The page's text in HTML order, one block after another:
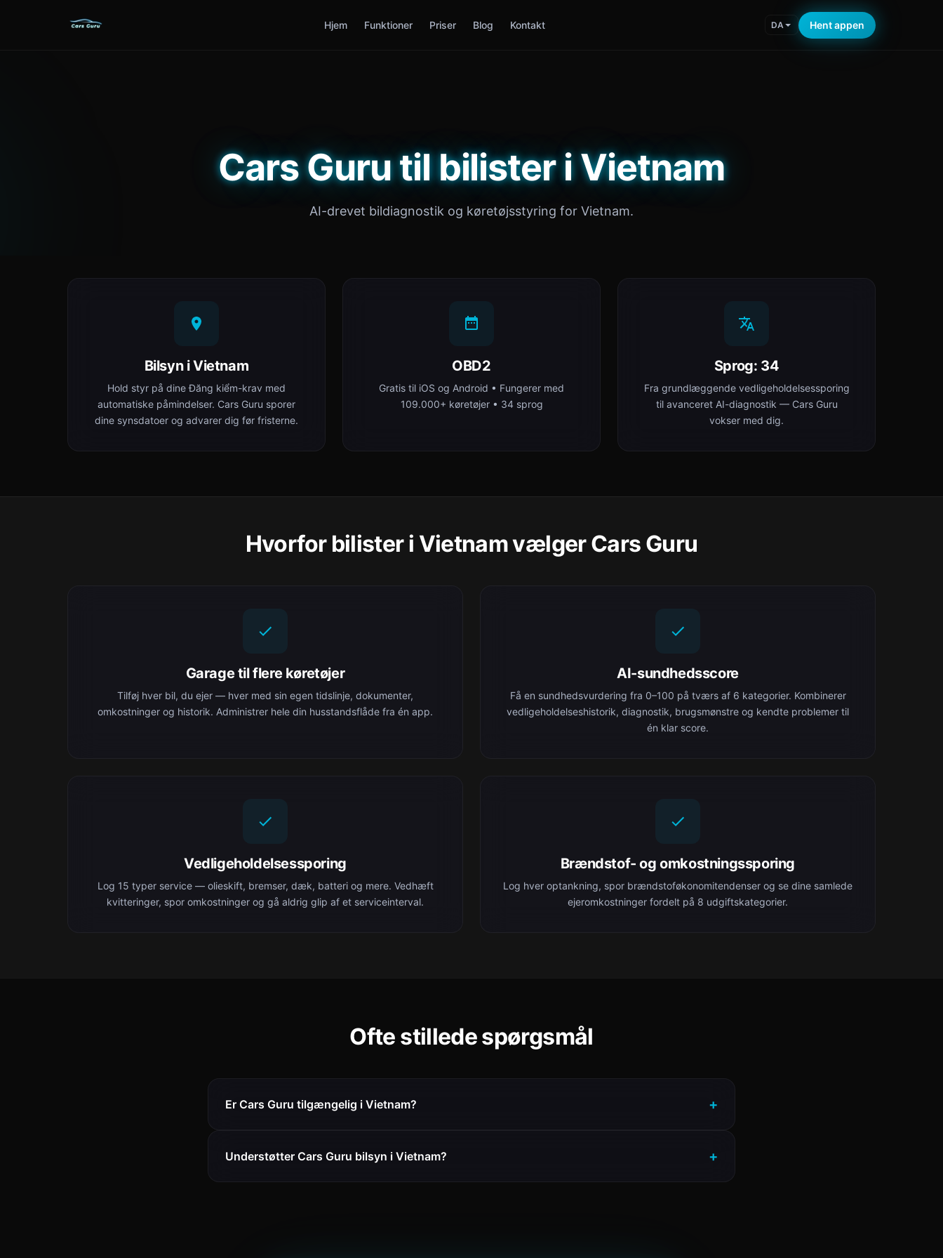
Hjem Funktioner Priser Blog Kontakt DA Hent appen
Cars Guru til bilister i Vietnam
AI-drevet bildiagnostik og køretøjsstyring for Vietnam.
Bilsyn i Vietnam
Hold styr på dine Đăng kiểm-krav med
automatiske påmindelser. Cars Guru sporer
dine synsdatoer og advarer dig før fristerne.
OBD2
Gratis til iOS og Android • Fungerer med
109.000+ køretøjer • 34 sprog
Sprog: 34
Fra grundlæggende vedligeholdelsessporing
til avanceret AI-diagnostik — Cars Guru
vokser med dig.
Hvorfor bilister i Vietnam vælger Cars Guru
Garage til flere køretøjer
Tilføj hver bil, du ejer — hver med sin egen tidslinje, dokumenter,
omkostninger og historik. Administrer hele din husstandsflåde fra én app.
AI-sundhedsscore
Få en sundhedsvurdering fra 0–100 på tværs af 6 kategorier. Kombinerer
vedligeholdelseshistorik, diagnostik, brugsmønstre og kendte problemer til
én klar score.
Vedligeholdelsessporing
Log 15 typer service — olieskift, bremser, dæk, batteri og mere. Vedhæft
kvitteringer, spor omkostninger og gå aldrig glip af et serviceinterval.
Brændstof- og omkostningssporing
Log hver optankning, spor brændstoføkonomitendenser og se dine samlede
ejeromkostninger fordelt på 8 udgiftskategorier.
Ofte stillede spørgsmål
Er Cars Guru tilgængelig i Vietnam?
Understøtter Cars Guru bilsyn i Vietnam?